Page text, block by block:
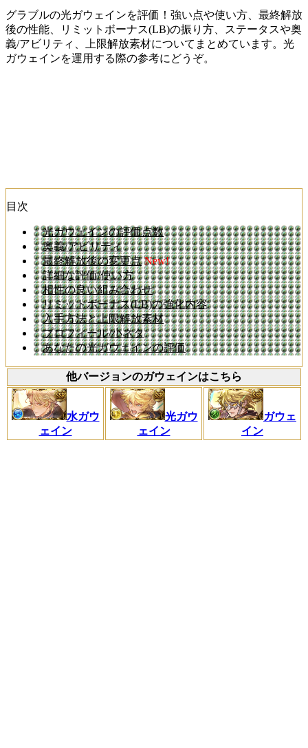
グラブルの光ガウェインを評価！強い点や使い方、最終解放
後の性能、リミットボーナス(LB)の振り方、ステータスや奥
義/アビリティ、上限解放素材についてまとめています。光
ガウェインを運用する際の参考にどうぞ。
目次
光ガウェインの評価点数
奥義/アビリティ
最終解放後の変更点 New!
詳細な評価/使い方
相性の良い組み合わせ
リミットボーナス(LB)の強化内容
入手方法と上限解放素材
プロフィール/小ネタ
あなたの光ガウェインの評価
他バージョンのガウェインはこちら
水ガウ
ェイン
光ガウ
ェイン
ガウェ
イン